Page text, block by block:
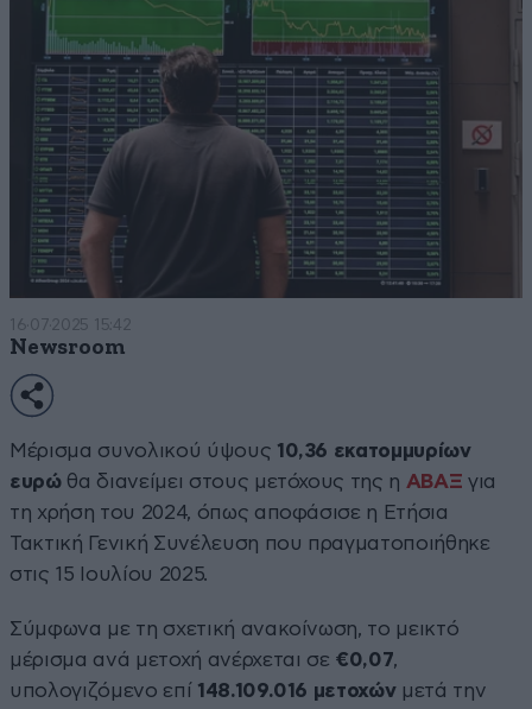
16·07·2025 15:42
Newsroom
Μέρισμα συνολικού ύψους 10,36 εκατομμυρίων
ευρώθα διανείμει στους μετόχους της η ΑΒΑΞγια
τη χρήση του 2024, όπως αποφάσισε η Ετήσια
Τακτική Γενική Συνέλευση που πραγματοποιήθηκε
στις 15 Ιουλίου 2025.
Σύμφωνα με τη σχετική ανακοίνωση, το μεικτό
μέρισμα ανά μετοχή ανέρχεται σε €0,07,
υπολογιζόμενο επί 148.109.016 μετοχώνμετά την